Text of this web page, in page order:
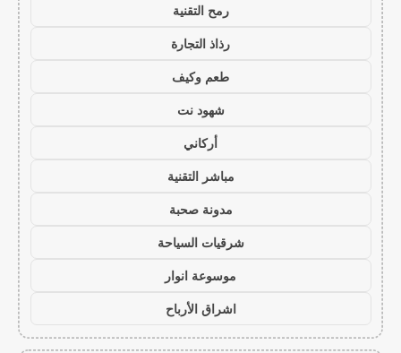
رمح التقنية
رذاذ التجارة
طعم وكيف
شهود نت
أركاني
مباشر التقنية
مدونة صحبة
شرقيات السياحة
موسوعة انوار
اشراق الأرباح